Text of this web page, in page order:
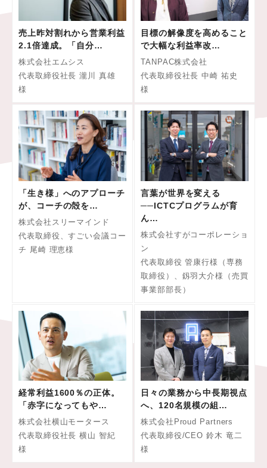
売上昨対割れから営業利益
2.1倍達成。「自分…
株式会社エムシス
代表取締役社長 瀧川 真雄
様
目標の解像度を高めること
で大幅な利益率改…
TANPAC株式会社
代表取締役社長 中崎 祐史
様
「生き様」へのアプローチ
が、コーチの殻を…
株式会社スリーマインド
代表取締役、すごい会議コー
チ 尾崎 理恵様
言葉が世界を変える
──ICTCプログラムが育
ん…
株式会社すがコーポレーショ
ン
代表取締役 管康行様（専務
取締役）、釼羽大介様（売買
事業部部長）
経常利益1600％の正体。
「赤字になってもや…
株式会社横山モータース
代表取締役社長 横山 智紀
様
日々の業務から中長期視点
へ、120名規模の組…
株式会社Proud Partners
代表取締役/CEO 鈴木 竜二
様